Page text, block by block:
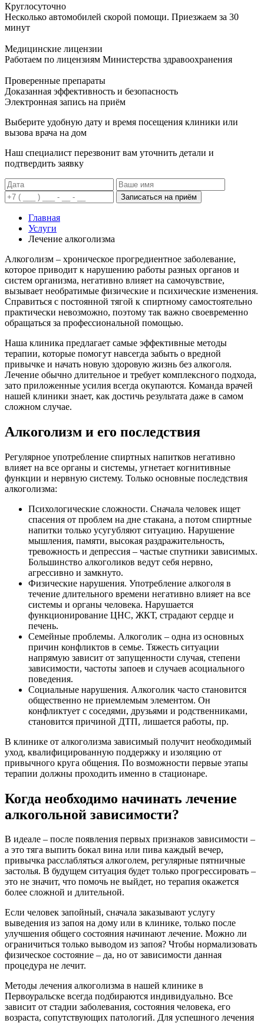
Круглосуточно
Несколько автомобилей скорой помощи. Приезжаем за 30
минут
Медицинские лицензии
Работаем по лицензиям Министерства здравоохранения
Проверенные препараты
Доказанная эффективность и безопасность
Электронная запись на приём
Выберите удобную дату и время посещения клиники или
вызова врача на дом
Наш специалист перезвонит вам уточнить детали и
подтвердить заявку
Записаться на приём
Главная
Услуги
Лечение алкоголизма
Алкоголизм – хроническое прогредиентное заболевание,
которое приводит к нарушению работы разных органов и
систем организма, негативно влияет на самочувствие,
вызывает необратимые физические и психические изменения.
Справиться с постоянной тягой к спиртному самостоятельно
практически невозможно, поэтому так важно своевременно
обращаться за профессиональной помощью.
Наша клиника предлагает самые эффективные методы
терапии, которые помогут навсегда забыть о вредной
привычке и начать новую здоровую жизнь без алкоголя.
Лечение обычно длительное и требует комплексного подхода,
зато приложенные усилия всегда окупаются. Команда врачей
нашей клиники знает, как достичь результата даже в самом
сложном случае.
Алкоголизм и его последствия
Регулярное употребление спиртных напитков негативно
влияет на все органы и системы, угнетает когнитивные
функции и нервную систему. Только основные последствия
алкоголизма:
Психологические сложности. Сначала человек ищет
спасения от проблем на дне стакана, а потом спиртные
напитки только усугубляют ситуацию. Нарушение
мышления, памяти, высокая раздражительность,
тревожность и депрессия – частые спутники зависимых.
Большинство алкоголиков ведут себя нервно,
агрессивно и замкнуто.
Физические нарушения. Употребление алкоголя в
течение длительного времени негативно влияет на все
системы и органы человека. Нарушается
функционирование ЦНС, ЖКТ, страдают сердце и
печень.
Семейные проблемы. Алкоголик – одна из основных
причин конфликтов в семье. Тяжесть ситуации
напрямую зависит от запущенности случая, степени
зависимости, частоты запоев и случаев асоциального
поведения.
Социальные нарушения. Алкоголик часто становится
общественно не приемлемым элементом. Он
конфликтует с соседями, друзьями и родственниками,
становится причиной ДТП, лишается работы, пр.
В клинике от алкоголизма зависимый получит необходимый
уход, квалифицированную поддержку и изоляцию от
привычного круга общения. По возможности первые этапы
терапии должны проходить именно в стационаре.
Когда необходимо начинать лечение
алкогольной зависимости?
В идеале – после появления первых признаков зависимости –
а это тяга выпить бокал вина или пива каждый вечер,
привычка расслабляться алкоголем, регулярные пятничные
застолья. В будущем ситуация будет только прогрессировать –
это не значит, что помочь не выйдет, но терапия окажется
более сложной и длительной.
Если человек запойный, сначала заказывают услугу
выведения из запоя на дому или в клинике, только после
улучшения общего состояния начинают лечение. Можно ли
ограничиться только выводом из запоя? Чтобы нормализовать
физическое состояние – да, но от зависимости данная
процедура не лечит.
Методы лечения алкоголизма в нашей клинике в
Первоуральске всегда подбираются индивидуально. Все
зависит от стадии заболевания, состояния человека, его
возраста, сопутствующих патологий. Для успешного лечения